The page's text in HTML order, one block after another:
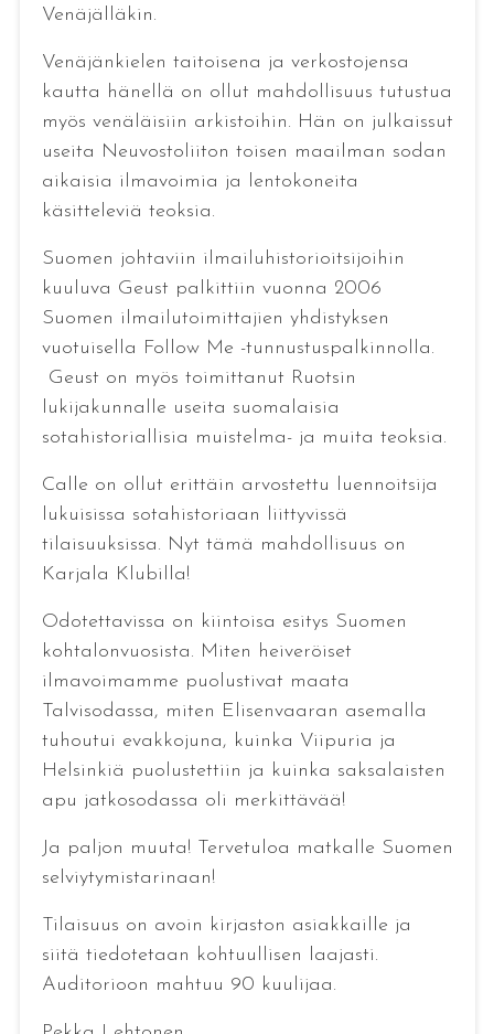
Venäjälläkin.
Venäjänkielen taitoisena ja verkostojensa
kautta hänellä on ollut mahdollisuus tutustua
myös venäläisiin arkistoihin. Hän on julkaissut
useita Neuvostoliiton toisen maailman sodan
aikaisia ilmavoimia ja lentokoneita
käsitteleviä teoksia.
Suomen johtaviin ilmailuhistorioitsijoihin
kuuluva Geust palkittiin vuonna 2006
Suomen ilmailutoimittajien yhdistyksen
vuotuisella Follow Me -tunnustuspalkinnolla.
Geust on myös toimittanut Ruotsin
lukijakunnalle useita suomalaisia
sotahistoriallisia muistelma- ja muita teoksia.
Calle on ollut erittäin arvostettu luennoitsija
lukuisissa sotahistoriaan liittyvissä
tilaisuuksissa. Nyt tämä mahdollisuus on
Karjala Klubilla!
Odotettavissa on kiintoisa esitys Suomen
kohtalonvuosista. Miten heiveröiset
ilmavoimamme puolustivat maata
Talvisodassa, miten Elisenvaaran asemalla
tuhoutui evakkojuna, kuinka Viipuria ja
Helsinkiä puolustettiin ja kuinka saksalaisten
apu jatkosodassa oli merkittävää!
Ja paljon muuta! Tervetuloa matkalle Suomen
selviytymistarinaan!
Tilaisuus on avoin kirjaston asiakkaille ja
siitä tiedotetaan kohtuullisen laajasti.
Auditorioon mahtuu 90 kuulijaa.